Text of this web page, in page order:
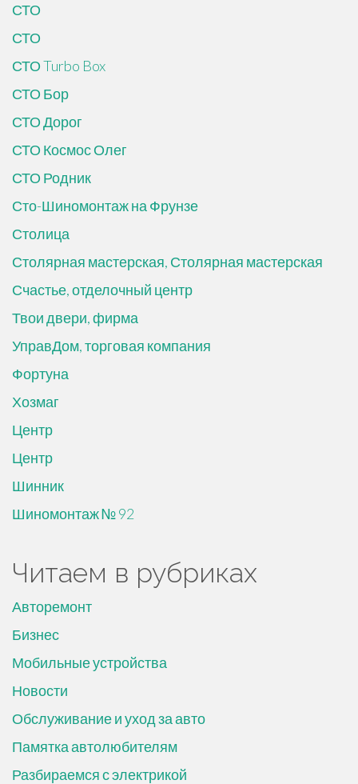
СТО
СТО
СТО Turbo Box
СТО Бор
СТО Дорог
СТО Космос Олег
СТО Родник
Сто-Шиномонтаж на Фрунзе
Столица
Столярная мастерская, Столярная мастерская
Счастье, отделочный центр
Твои двери, фирма
УправДом, торговая компания
Фортуна
Хозмаг
Центр
Центр
Шинник
Шиномонтаж № 92
Читаем в рубриках
Авторемонт
Бизнес
Мобильные устройства
Новости
Обслуживание и уход за авто
Памятка автолюбителям
Разбираемся с электрикой